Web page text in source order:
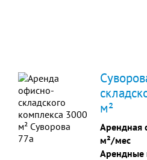
м²
Арендная
м²/мес
Арендные